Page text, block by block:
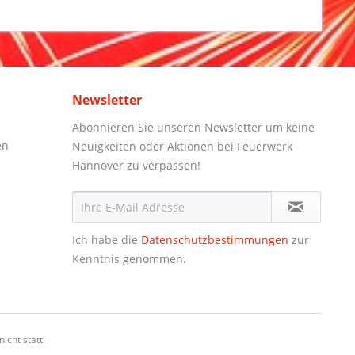
Newsletter
Abonnieren Sie unseren Newsletter um keine
Neuigkeiten oder Aktionen bei Feuerwerk
Hannover zu verpassen!
Ich habe die Datenschutzbestimmungen zur
Kenntnis genommen.
statt!